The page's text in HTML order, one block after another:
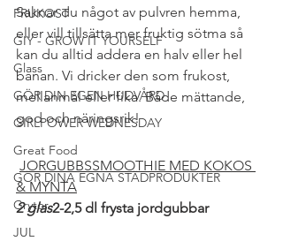
FRUKOST
GIY - GROW IT YOURSELF
Glass
GÖR DIN EGEN HUDVÅRD
GIRLPOWER WEDNESDAY
Great Food
GÖR DINA EGNA STÄDPRODUKTER
Grytor
JUL
Saknar du något av pulvren hemma,
eller vill tillsätta mer fruktig sötma så
kan du alltid addera en halv eller hel
banan. Vi dricker den som frukost,
mellanmål eller fika. Både mättande,
god och näringsrik!
JORGUBBSSMOOTHIE MED KOKOS
& MYNTA
2 glas2-2,5 dl frysta jordgubbar